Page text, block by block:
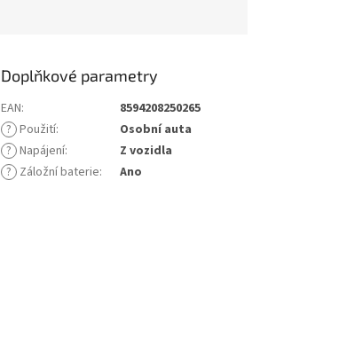
Doplňkové parametry
EAN:
8594208250265
? Použití:
Osobní auta
? Napájení:
Z vozidla
? Záložní baterie: Ano